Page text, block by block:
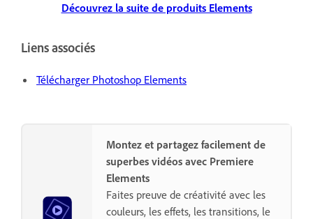
Découvrez la suite de produits Elements
Liens associés
Télécharger Photoshop Elements
Montez et partagez facilement de
superbes vidéos avec Premiere
Elements
Faites preuve de créativité avec les
couleurs, les effets, les transitions, le